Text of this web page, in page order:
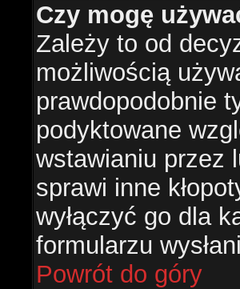
Czy mogę
Zależy to od
możliwością
prawdopodobnie
podyktowane
wstawianiu przez
sprawi inne
wyłączyć go dla
formularzu
Powrót do góry